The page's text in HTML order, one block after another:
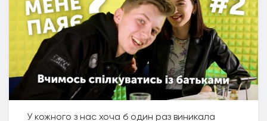
У кожного з нас хоча б один раз виникала